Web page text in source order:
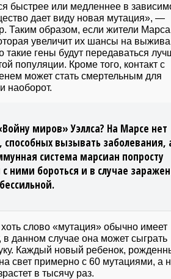
быстрее или медленнее в
дает виду новая мутация», —
Таким образом, если жители Марса
увеличит их шансы на
такие гены будут передаваться
популяции. Кроме того, контакт с
может стать смертельным для
наоборот.
миров» Уэллса? На Марсе нет
способных вызывать заболевания,
система марсиан попросту
с ними бороться и в случае
хоть слово «мутация» обычно имеет
в данном случае она может сыграть
Каждый новый ребенок,
свет примерно с 60 мутациями, а
в тысячу раз.